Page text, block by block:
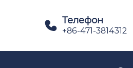
 Телефон
+86-471-3814312